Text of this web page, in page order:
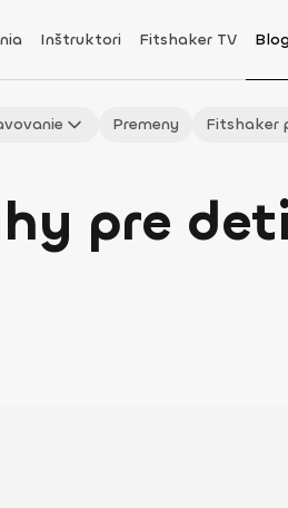
Inštruktori Fitshaker TV
Premeny Fitshaker
pre